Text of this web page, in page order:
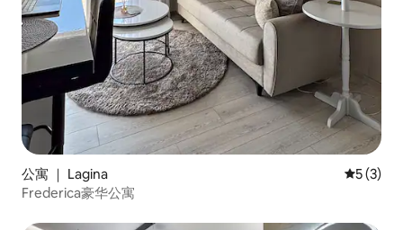
公寓 ｜ Lagina 平均评分
5 (3)
Frederica豪华公寓